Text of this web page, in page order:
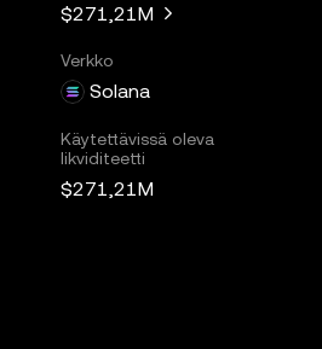
$271,21M
Verkko
Solana
Käytettävissä oleva
likviditeetti
$271,21M